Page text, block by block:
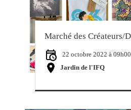
22 octobre 2022 à 09h00
Jardin de l'IFQ